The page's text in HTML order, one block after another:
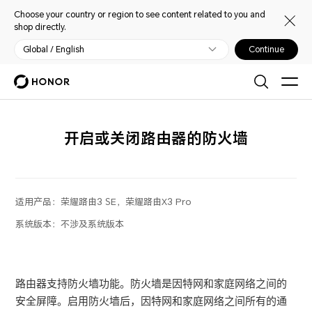
Choose your country or region to see content related to you and
shop directly.
Global / English Continue
开启或关闭路由器的防火墙
适用产品： 荣耀路由3 SE，荣耀路由X3 Pro
系统版本：不涉及系统版本
路由器支持防火墙功能。防火墙是因特网和家庭网络之间的
安全屏障。启用防火墙后，因特网和家庭网络之间所有的通